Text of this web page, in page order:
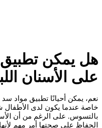
هل يمكن تطبيق
على الأسنان
نعم، يمكن أحيانًا تطبيق مواد
خاصة عندما يكون لدى الأطفال
بالتسوس. على الرغم من أن
الحفاظ على صحتها أمر مهم